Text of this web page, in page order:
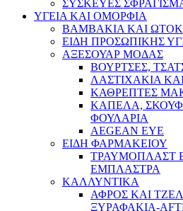
ΣΥΣΚΕΥΕΣ
ΥΓΕΙΑ ΚΑΙ ΟΜΟΡΦΙΑ
ΒΑΜΒΑΚΙΑ ΚΑΙ
ΕΙΔΗ ΠΡΟΣΩΠΙΚΗΣ
ΑΞΕΣΟΥΑΡ ΜΟΔΑΣ
ΒΟΥΡΤΣΕΣ,
ΛΑΣΤΙΧΑΚΙΑ
ΚΑΘΡΕΠΤΕΣ
ΚΑΠΕΛΑ,
ΦΟΥΛΑΡΙΑ
AEGEAN EYE
ΕΙΔΗ ΦΑΡΜΑΚΕΙΟΥ
ΤΡΑΥΜΟΠΛΑΣΤ
ΕΜΠΛΑΣΤΡΑ
ΚΑΛΛΥΝΤΙΚΑ
ΑΦΡΟΣ ΚΑΙ
ΞΥΡΑΦΑΚΙΑ-